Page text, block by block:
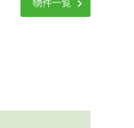
物件一覧